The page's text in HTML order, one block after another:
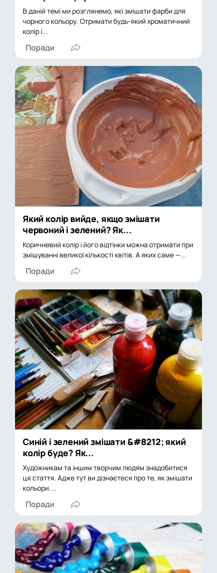
В даній темі ми розглянемо, які змішати фарби для
чорного кольору. Отримати будь-який хроматичний
колір і...
Поради
Який колір вийде, якщо змішати
червоний і зелений? Як...
Коричневий колір і його відтінки можна отримати при
змішуванні великої кількості квітів. А яких саме —...
Поради
Синій і зелений змішати &#8212; який
колір буде? Як...
Художникам та іншим творчим людям знадобитися
ця стаття. Адже тут ви дізнаєтеся про те, як змішати
кольори....
Поради